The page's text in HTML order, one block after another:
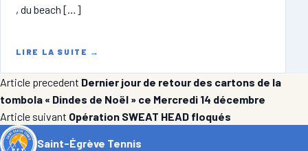
, du beach […]
LIRE LA SUITE →
Article precedent Dernier jour de retour des cartons de la
tombola « Dindes de Noël » ce Mercredi 14 décembre
Article suivant Opération SWEAT HEAD floqués
Saint-Égrève Tennis